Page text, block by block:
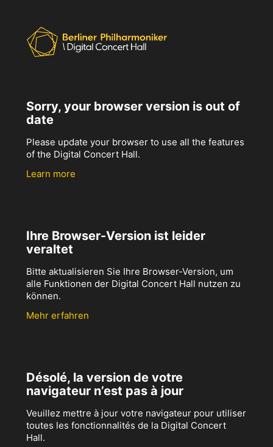
Sorry, your browser version is out of
date
Please update your browser to use all the features
of the Digital Concert Hall.
Learn more
Ihre Browser-Version ist leider
veraltet
Bitte aktualisieren Sie Ihre Browser-Version, um
alle Funktionen der Digital Concert Hall nutzen zu
können.
Mehr erfahren
Désolé, la version de votre
navigateur n’est pas à jour
Veuillez mettre à jour votre navigateur pour utiliser
toutes les fonctionnalités de la Digital Concert
Hall.